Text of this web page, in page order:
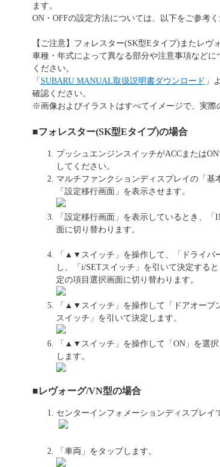
ます。
ON・OFFの設定方法については、以下をご参考く
【ご注意】フォレスター(SK型Eタイプ)またレヴ
車種・年式によって異なる部分や注意事項など
ください。
「 SUBARU MANUAL取扱説明書ダウンロード 」
確認ください。
※画像およびイラストはすべてイメージで、実際
■フォレスター(SK型Eタイプ)の場合
プッシュエンジンスイッチがACCまたは
してください。
マルチファンクションディスプレイの「基
「設定移行画面」を表示させます。
「設定移行画面」を表示しているとき、
面に切り替わります。
「▲▼スイッチ」を操作して、「ドライバ
し、「i/SETスイッチ」を引いて決定する
定の項目選択画面に切り替わります。
「▲▼スイッチ」を操作して「ドアオープ
スイッチ」を引いて決定します。
「▲▼スイッチ」を操作して「ON」を選
します。
■レヴォーグ/VN型の場合
センターインフォメーションディスプレイ
「車両」をタップします。